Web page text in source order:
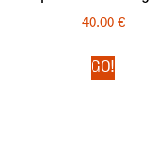
40.00 €
GO!